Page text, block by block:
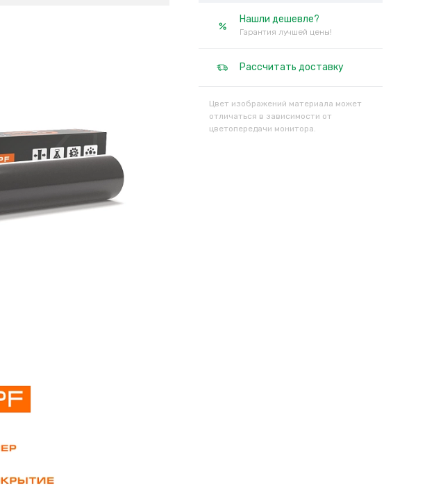
Нашли дешевле?
Гарантия лучшей цены!
Рассчитать доставку
Цвет изображений материала может
отличаться в зависимости от
цветопередачи монитора.